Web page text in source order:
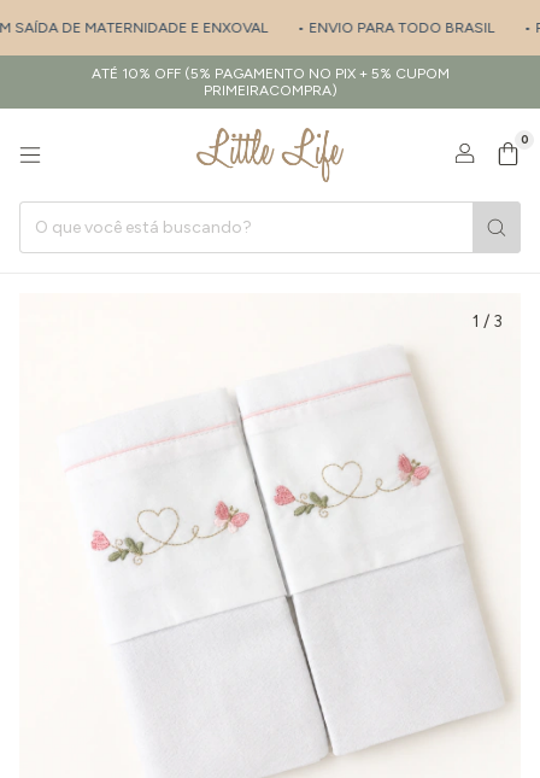
DE MATERNIDADE E ENXOVAL • ENVIO PARA TODO BRASIL •
ATÉ 10% OFF (5% PAGAMENTO NO PIX + 5% CUPOM
PRIMEIRACOMPRA)
0
1 / 3